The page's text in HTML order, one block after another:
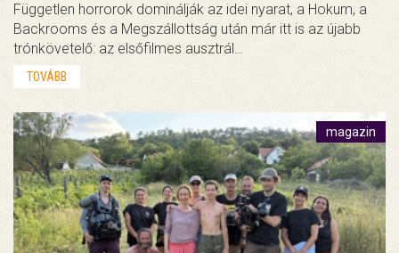
Független horrorok dominálják az idei nyarat, a Hokum, a
Backrooms és a Megszállottság után már itt is az újabb
trónkövetelő: az elsőfilmes ausztrál…
TOVÁBB
magazin